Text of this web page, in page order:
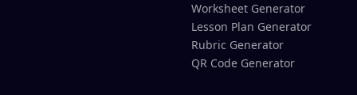
Worksheet Generator
Lesson Plan Generator
Rubric Generator
QR Code Generator